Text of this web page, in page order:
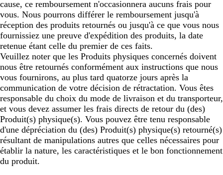
cause, ce remboursement n'occasionnera aucuns frais pour
vous. Nous pourrons différer le remboursement jusqu'à
réception des produits retournés ou jusqu'à ce que vous nous
fournissiez une preuve d'expédition des produits, la date
retenue étant celle du premier de ces faits.
Veuillez noter que les Produits physiques concernés doivent
nous être retournés conformément aux instructions que nous
vous fournirons, au plus tard quatorze jours après la
communication de votre décision de rétractation. Vous êtes
responsable du choix du mode de livraison et du transporteur,
et vous devez assumer les frais directs de retour du (des)
Produit(s) physique(s). Vous pouvez être tenu responsable
d'une dépréciation du (des) Produit(s) physique(s) retourné(s)
résultant de manipulations autres que celles nécessaires pour
établir la nature, les caractéristiques et le bon fonctionnement
du produit.